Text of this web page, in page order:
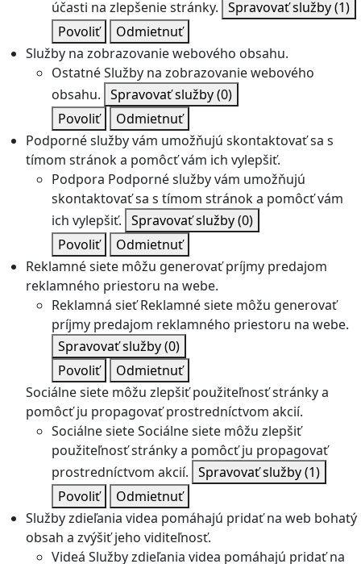
účasti na zlepšenie stránky. Spravovať služby(1)
Povoliť
Odmietnuť
Služby na zobrazovanie webového obsahu.
OstatnéSlužby na zobrazovanie webového
obsahu. Spravovať služby(0)
Povoliť
Odmietnuť
Podporné služby vám umožňujú skontaktovať sa s
tímom stránok a pomôcť vám ich vylepšiť.
Podpora Podporné služby vám umožňujú
skontaktovať sa s tímom stránok a pomôcť vám
ich vylepšiť. Spravovať služby(0)
Povoliť
Odmietnuť
Reklamné siete môžu generovať príjmy predajom
reklamného priestoru na webe.
Reklamná sieť Reklamné siete môžu generovať
príjmy predajom reklamného priestoru na webe.
Spravovať služby(0)
Povoliť
Odmietnuť
Sociálne siete môžu zlepšiť použiteľnosť stránky a
pomôcť ju propagovať prostredníctvom akcií.
Sociálne sieteSociálne siete môžu zlepšiť
použiteľnosť stránky a pomôcť ju propagovať
prostredníctvom akcií. Spravovať služby(1)
Povoliť
Odmietnuť
Služby zdieľania videa pomáhajú pridať na web bohatý
obsah a zvýšiť jeho viditeľnosť.
Videá Služby zdieľania videa pomáhajú pridať na